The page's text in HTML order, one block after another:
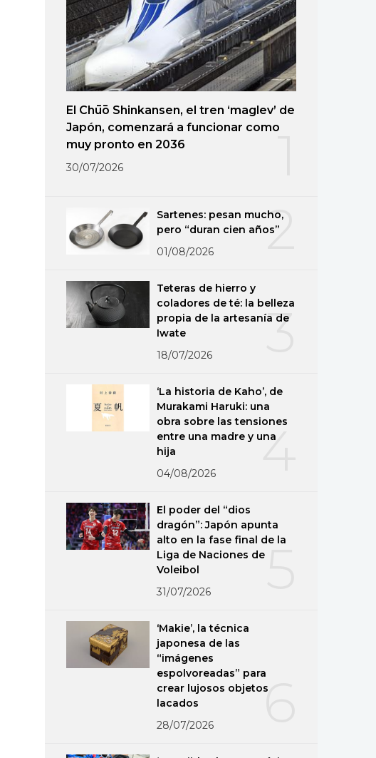
El Chūō Shinkansen, el tren ‘maglev’ de
Japón, comenzará a funcionar como
muy pronto en 2036
30/07/2026
2
Sartenes: pesan mucho,
pero “duran cien años”
01/08/2026
3
Teteras de hierro y
coladores de té: la belleza
propia de la artesanía de
Iwate
18/07/2026
4
‘La historia de Kaho’, de
Murakami Haruki: una
obra sobre las tensiones
entre una madre y una
hija
04/08/2026
El poder del “dios
dragón”: Japón apunta
alto en la fase final de la
Liga de Naciones de
Voleibol
31/07/2026
6
‘Makie’, la técnica
japonesa de las
“imágenes
espolvoreadas” para
crear lujosos objetos
lacados
28/07/2026